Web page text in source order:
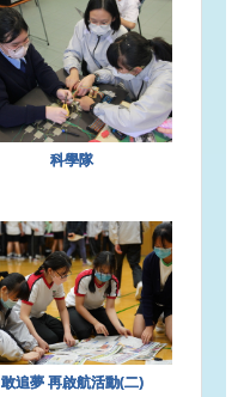
科學隊
敢追夢 再啟航活動(二)